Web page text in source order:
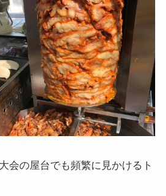
会の屋台でも頻繁に見かけるト